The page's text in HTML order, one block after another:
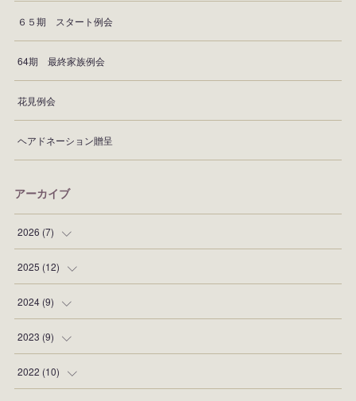
６５期 スタート例会
64期 最終家族例会
花見例会
ヘアドネーション贈呈
アーカイブ
2026 (7)
(1
( )
( )
(1
2025 (12)
( )
( )
(1
2024 (9)
( )
(1
2023 (9)
(1
2022 (10)